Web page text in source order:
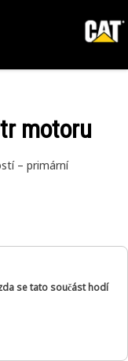
motoru
– primární
se tato součást hodí